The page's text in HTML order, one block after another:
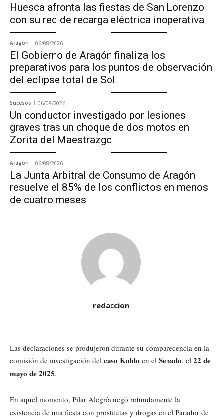
Huesca afronta las fiestas de San Lorenzo
con su red de recarga eléctrica inoperativa
Aragón 06/08/2026
El Gobierno de Aragón finaliza los
preparativos para los puntos de observación
del eclipse total de Sol
Sucesos 06/08/2026
Un conductor investigado por lesiones
graves tras un choque de dos motos en
Zorita del Maestrazgo
Aragón 06/08/2026
La Junta Arbitral de Consumo de Aragón
resuelve el 85% de los conflictos en menos
de cuatro meses
redaccion
Las declaraciones se produjeron durante su comparecencia en la
comisión de investigación del caso Koldo en el Senado, el 22 de
mayo de 2025.
En aquel momento, Pilar Alegría negó rotundamente la
existencia de una fiesta con prostitutas y drogas en el Parador de